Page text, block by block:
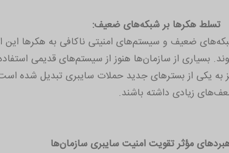
هکرها بر شبکه‌های ضعیف:
ضعیف و سیستم‌های امنیتی ناکافی به هکرها این
به یکی از بسترهای جدید حملات سایبری تبدیل شده
زیادی داشته باشند.
مؤثر تقویت امنیت سایبری سازمان‌ها